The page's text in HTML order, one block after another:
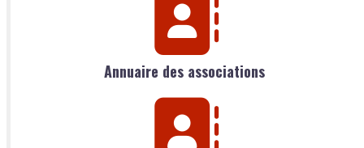
Annuaire des associations